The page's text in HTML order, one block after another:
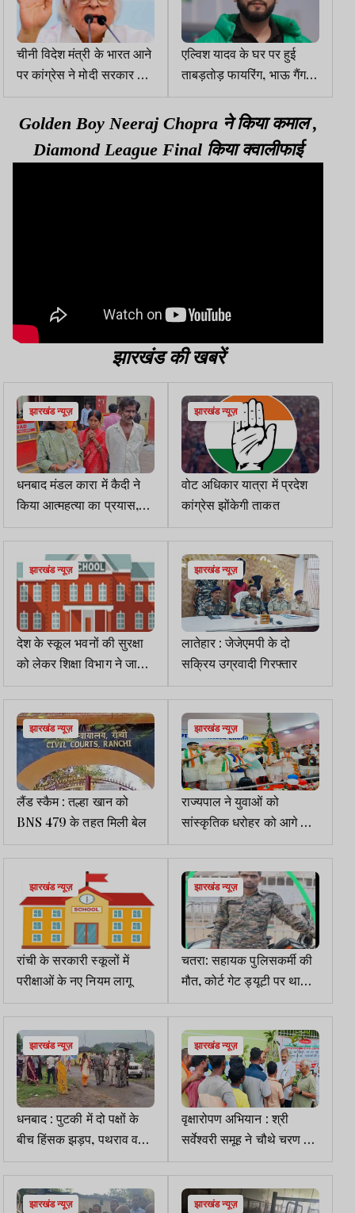
चीनी विदेश मंत्री के भारत आने
पर कांग्रेस ने मोदी सरकार को
याद दिलाया, पाकिस्तान को
ऑपरेशन सिंदूर में की थी मदद
एल्विश यादव के घर पर हुई
ताबड़तोड़ फायरिंग, भाऊ गैंग ने
ली जिम्मेदारी
Golden Boy Neeraj Chopra ने किया कमाल ,
Diamond League Final किया क्वालीफाई
झारखंड की खबरें
झारखंड न्यूज़
धनबाद मंडल कारा में कैदी ने
किया आत्महत्या का प्रयास,
हालत नाजुक
झारखंड न्यूज़
वोट अधिकार यात्रा में प्रदेश
कांग्रेस झोंकेगी ताकत
झारखंड न्यूज़
देश के स्कूल भवनों की सुरक्षा
को लेकर शिक्षा विभाग ने जारी
किया निर्देश
झारखंड न्यूज़
लातेहार : जेजेएमपी के दो
सक्रिय उग्रवादी गिरफ्तार
झारखंड न्यूज़
लैंड स्कैम : तल्हा खान को
BNS 479 के तहत मिली बेल
झारखंड न्यूज़
राज्यपाल ने युवाओं को
सांस्कृतिक धरोहर को आगे ले
जाने की दी प्रेरणा
झारखंड न्यूज़
रांची के सरकारी स्कूलों में
परीक्षाओं के नए नियम लागू
झारखंड न्यूज़
चतरा: सहायक पुलिसकर्मी की
मौत, कोर्ट गेट ड्यूटी पर था
तैनात
झारखंड न्यूज़
धनबाद : पुटकी में दो पक्षों के
बीच हिंसक झड़प, पथराव व
तोड़फोड़ में एक युवती घायल
झारखंड न्यूज़
वृक्षारोपण अभियान : श्री
सर्वेश्वरी समूह ने चौथे चरण में
तारुप गांव में बांटे 296 पौधे
झारखंड न्यूज़ झारखंड न्यूज़